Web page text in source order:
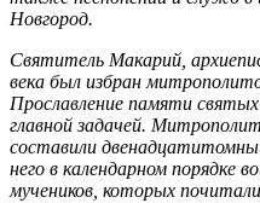
Новгород.
Святитель Макарий,
века был избран
Прославление памяти святых
главной задачей.
составили
него в календарном порядке
мучеников, которых